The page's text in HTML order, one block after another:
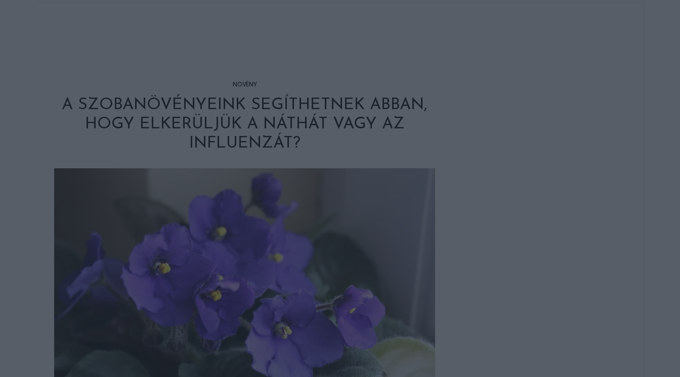
NÖVÉNY
A SZOBANÖVÉNYEINK SEGÍTHETNEK ABBAN,
HOGY ELKERÜLJÜK A NÁTHÁT VAGY AZ
INFLUENZÁT?